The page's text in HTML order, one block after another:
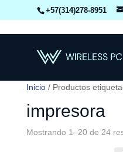
+57(314)278-8951
Inicio/ Productos
impresora
Mostrando 1–20 de 24